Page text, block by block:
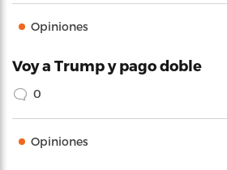
Opiniones
Voy a Trump y pago doble
0
Opiniones